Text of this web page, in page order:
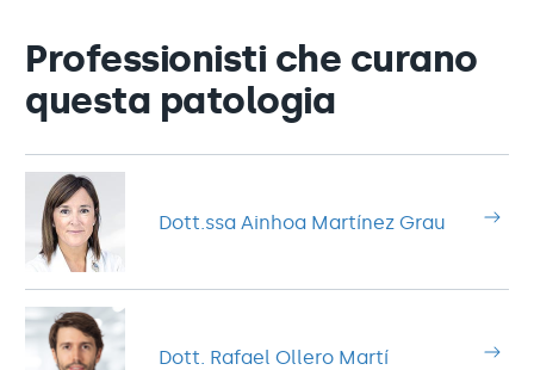
Professionisti che curano
questa patologia
Dott.ssa Ainhoa Martínez Grau
Dott. Rafael Ollero Martí